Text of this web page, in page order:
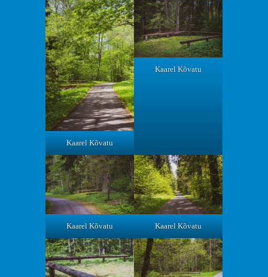
Kaarel Kõvatu
Kaarel Kõvatu
Kaarel Kõvatu Kaarel Kõvatu